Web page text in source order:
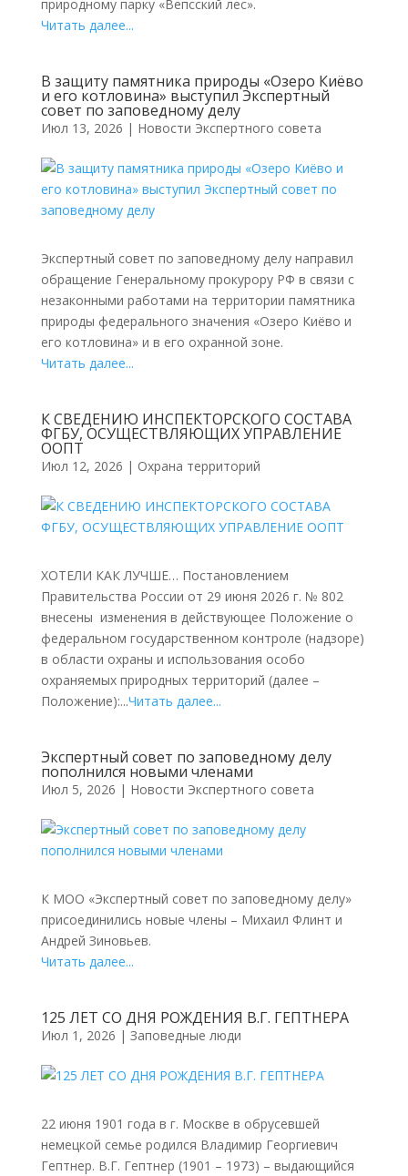
природному парку «Вепсский лес».
Читать далее...
В защиту памятника природы «Озеро Киёво
и его котловина» выступил Экспертный
совет по заповедному делу
Июл 13, 2026 | Новости Экспертного совета
Экспертный совет по заповедному делу направил
обращение Генеральному прокурору РФ в связи с
незаконными работами на территории памятника
природы федерального значения «Озеро Киёво и
его котловина» и в его охранной зоне.
Читать далее...
К СВЕДЕНИЮ ИНСПЕКТОРСКОГО СОСТАВА
ФГБУ, ОСУЩЕСТВЛЯЮЩИХ УПРАВЛЕНИЕ
ООПТ
Июл 12, 2026 | Охрана территорий
ХОТЕЛИ КАК ЛУЧШЕ… Постановлением
Правительства России от 29 июня 2026 г. № 802
внесены изменения в действующее Положение о
федеральном государственном контроле (надзоре)
в области охраны и использования особо
охраняемых природных территорий (далее –
Положение):...Читать далее...
Экспертный совет по заповедному делу
пополнился новыми членами
Июл 5, 2026 | Новости Экспертного совета
К МОО «Экспертный совет по заповедному делу»
присоединились новые члены – Михаил Флинт и
Андрей Зиновьев.
Читать далее...
125 ЛЕТ СО ДНЯ РОЖДЕНИЯ В.Г. ГЕПТНЕРА
Июл 1, 2026 | Заповедные люди
22 июня 1901 года в г. Москве в обрусевшей
немецкой семье родился Владимир Георгиевич
Гептнер. В.Г. Гептнер (1901 – 1973) – выдающийся